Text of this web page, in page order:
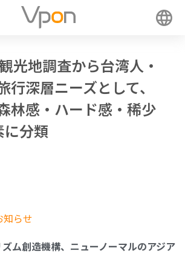
光地調査から台湾人・
行深層ニーズとして、
林感・ハード感・稀少
分類
知らせ
ム創造機構、ニューノーマルのアジア